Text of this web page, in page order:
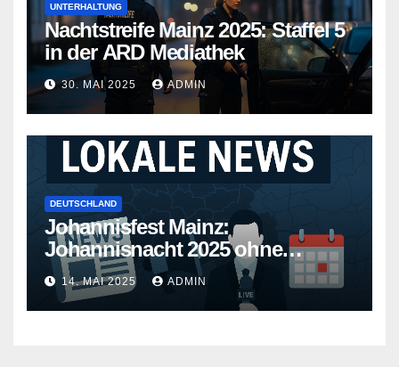
UNTERHALTUNG
Nachtstreife Mainz 2025: Staffel 5
in der ARD Mediathek
30. MAI 2025 ADMIN
DEUTSCHLAND
Johannisfest Mainz:
Johannisnacht 2025 ohne
Feuerwerk
14. MAI 2025 ADMIN